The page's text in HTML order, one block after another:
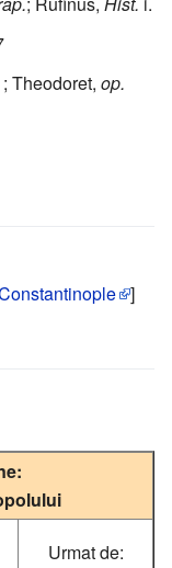
Theodoret, op.
]
Urmat de: